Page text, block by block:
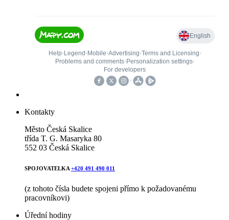
Kontakty
Město Česká Skalice
třída T. G. Masaryka 80
552 03 Česká Skalice
SPOJOVATELKA +420 491 490 011
(z tohoto čísla budete spojeni přímo k požadovanému
pracovníkovi)
Úřední hodiny